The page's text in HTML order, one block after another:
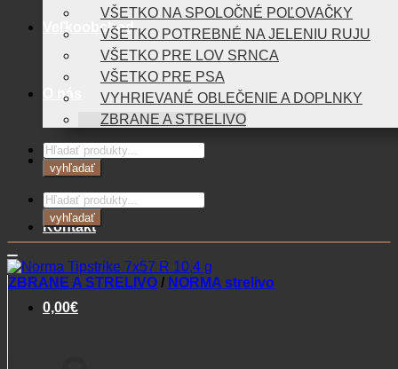
Veľkoobchod
O nás
Blog
Kontakt
0,00€
VŠETKO NA SPOLOČNÉ POĽOVAČKY
VŠETKO POTREBNÉ NA JELENIU RUJU
VŠETKO PRE LOV SRNCA
VŠETKO PRE PSA
VYHRIEVANÉ OBLEČENIE A DOPLNKY
ZBRANE A STRELIVO
Products
search
vyhľadať
Products
search
vyhľadať
ZBRANE A STRELIVO / NORMA strelivo